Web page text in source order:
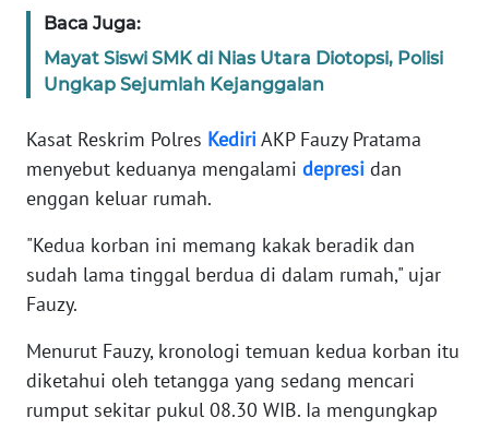
Baca Juga:
Mayat Siswi SMK di Nias Utara Diotopsi, Polisi
Ungkap Sejumlah Kejanggalan
Kasat Reskrim Polres KediriAKP Fauzy Pratama
menyebut keduanya mengalami depresi dan
enggan keluar rumah.
"Kedua korban ini memang kakak beradik dan
sudah lama tinggal berdua di dalam rumah," ujar
Fauzy.
Menurut Fauzy, kronologi temuan kedua korban itu
diketahui oleh tetangga yang sedang mencari
rumput sekitar pukul 08.30 WIB. Ia mengungkap
INFO
IKLAN
KAMI
PEDOMAN
MEDIA
SIBER
REDAKSI
KARIR
DISCLAIMER